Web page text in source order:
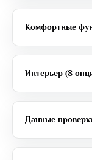
Комфортные
Интерьер (8
Данные